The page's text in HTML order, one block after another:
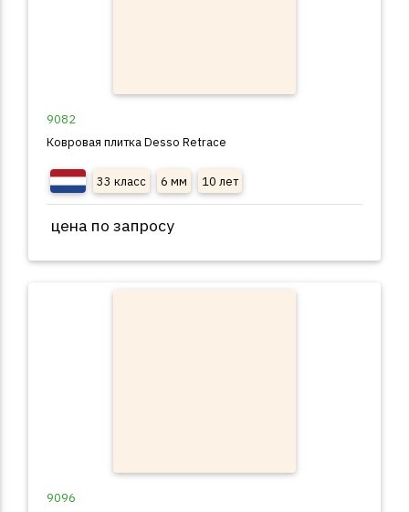
9082
Ковровая плитка Desso Retrace
33 класс 6 мм 10 лет
цена по запросу
9096